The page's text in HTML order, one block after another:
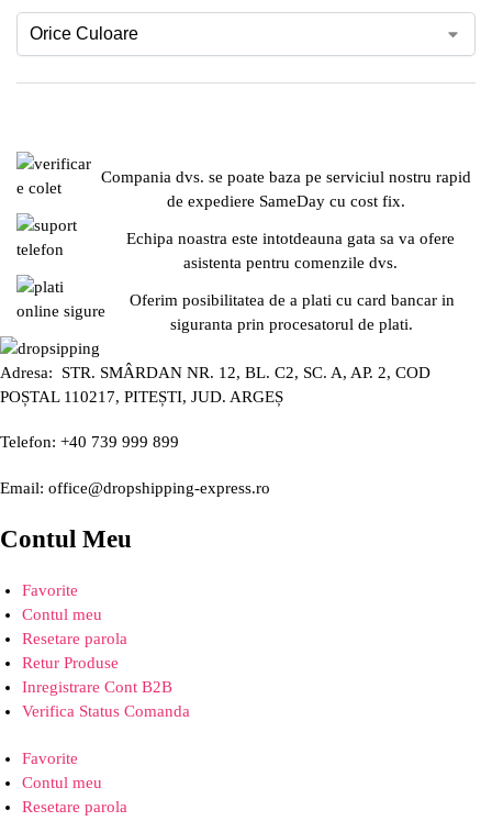
Compania dvs. se poate baza pe serviciul nostru rapid
de expediere SameDay cu cost fix.
Echipa noastra este intotdeauna gata sa va ofere
asistenta pentru comenzile dvs.
Oferim posibilitatea de a plati cu card bancar in
siguranta prin procesatorul de plati.
Adresa: STR. SMÂRDAN NR. 12, BL. C2, SC. A, AP. 2, COD
POȘTAL 110217, PITEȘTI, JUD. ARGEȘ
Telefon: +40 739 999 899
Email: office@dropshipping-express.ro
Contul Meu
Favorite
Contul meu
Resetare parola
Retur Produse
Inregistrare Cont B2B
Verifica Status Comanda
Favorite
Contul meu
Resetare parola